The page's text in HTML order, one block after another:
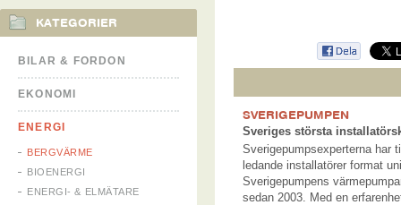
KATEGORIER
BILAR & FORDON
EKONOMI
ENERGI
BERGVÄRME
BIOENERGI
ENERGI- & ELMÄTARE
SVERIGEPUMPEN
Sveriges största
Sverigepumpsexperterna har
ledande installatörer format
Sverigepumpens
sedan 2003. Med en